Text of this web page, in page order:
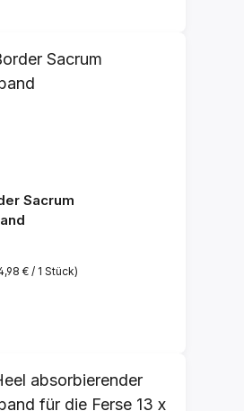
Sacrum
€ / 1 Stück)